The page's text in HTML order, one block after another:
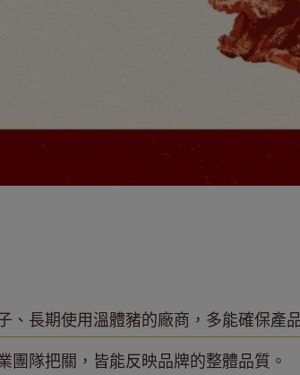
、長期使用溫體豬的廠商，多能確保產
團隊把關，皆能反映品牌的整體品質。